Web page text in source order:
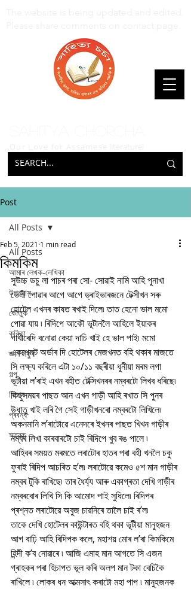
Post
All Posts
আমাৰ লেখক-লেখিকা
উপন্যাস
কৌতুক
কবিতা
জ্ঞান সঁফুৰা
গল্প
বিশেষ
প্ৰবন্ধ
স্তৱক
All Posts
কিমকিম
Feb 5, 2021 1 min read
সুউচ্চ ডচু লা পাচৰ পৰা সো- সোৱাই নামি আহি পুনাখা
ভেলী পোৱাৰ আগে আগে ড্ৰাইভাৰজনে টেক্সীখন সৰু
হোটেল এখনৰ কাষত ৰখাই দিলে৷ তাত হেনো ভাল মমো
পোৱা যায় ৷ ৰিদিপে আকৌ ভূটানলৈ আহিলে ইয়াকৰ
গাখীৰেদি বনোৱা কেয়া দাচি খাই হে ভাল পাই৷ মমো
একপ্লেট অৰ্ডাৰ দি হোটেলৰ মেজখনত বহি থকাৰ মাজতে
সি লক্ষ্য কৰিলে এটা ১০/১১ বছৰীয়া ধুনীয়া মৰম লগা
ভূটীয়া ল’ৰাই এখন বহীত টেক্সিখনৰৰ নম্বৰটো লিখব ধৰিছে৷
কিছুসময়ৰ পাছত আন এখন গাড়ী আহি ৰখাত সি পুনৰ
উধাতু খাই লৰি গৈ সেই গাড়ীখনৰো নম্বৰটো লিখিলে৷
অকনমানি ল’ৰাটোৱে এনেদৰে ইখনৰ পাছত খিখন গাড়ীৰ
নম্বৰ লিখা কাৰবাৰটো চাই ৰিদিপে খুব ৰঙ পালে ৷
আহিবৰ সময়ত মৰমতে লৰাটোৰ হাতৰ পৰা বহী খনলৈ চকু
ফুৰাই ৰিদিপ আচৰিত হ’ল৷ লৰাটোৱে কমেও ৫শ মান গাড়ীৰ
নম্বৰ টুকি ৰাখিছে৷ তাৰ ধৈৰ্য্য আৰু একাগ্ৰতা দেখি গাড়ীৰ
নম্বৰবোৰ লিখি সি কি আমোদ পাই সুধিলে৷ ৰিদিপৰ
প্ৰশ্নত লৰাটোৱে অবুজ চাৱনিৰে তালৈ চাই ৰ’ল৷
তাকে দেখি হোটেলৰ কাউন্টাৰত বহি থকা ভূটীয়া মানুহজন
আগ বাঢ়ি আহি ৰিদিপক কলে, মহাশয় মোৰ ল’ৰা কিমকিমে
হিন্দী ক’ব নোৱাৰে ৷ আজি এমাহ মান আগতে সি এজন
গ্ৰাহকৰ পৰা হিচাপত ভূল কৰি অলপ মান টকা বেচিকৈ
ৰাখিলে ৷ লোকৰ ধন আত্মসাৎ কৰাটো মহা পাপ ৷ মানুহজনক